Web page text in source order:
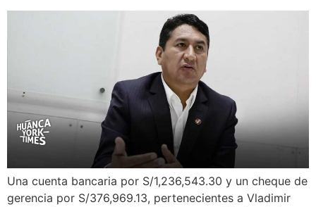
Una cuenta bancaria por S/1,236,543.30 y un cheque de
gerencia por S/376,969.13, pertenecientes a Vladimir